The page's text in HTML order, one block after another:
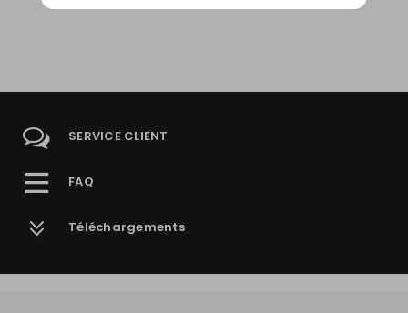
SERVICE CLIENT
FAQ
Téléchargements